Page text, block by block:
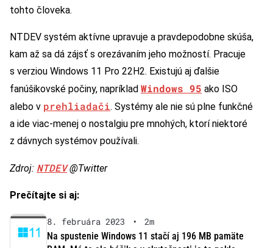
tohto človeka.
NTDEV systém aktívne upravuje a pravdepodobne skúša,
kam až sa dá zájsť s orezávaním jeho možností. Pracuje
s verziou Windows 11 Pro 22H2. Existujú aj ďalšie
fanúšikovské počiny, napríklad Windows 95 ako ISO
alebo v prehliadači. Systémy ale nie sú plne funkčné
a ide viac-menej o nostalgiu pre mnohých, ktorí niektoré
z dávnych systémov používali.
Zdroj: NTDEV@Twitter
Prečítajte si aj:
8. februára 2023 •
2m
Na spustenie Windows 11 stačí aj 196 MB pamäte